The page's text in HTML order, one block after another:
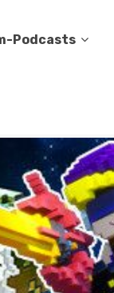
Podcasts